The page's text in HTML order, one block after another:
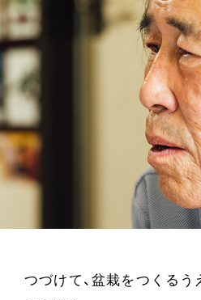
つづけて、盆栽をつくるう